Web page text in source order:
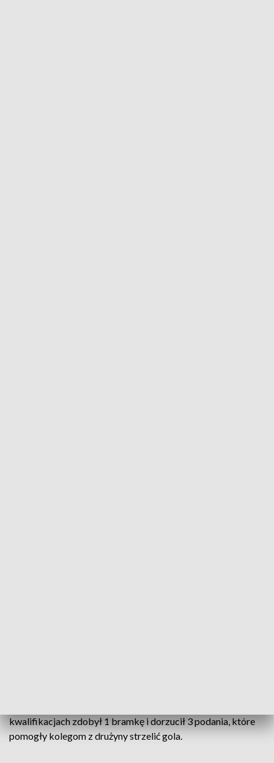
kwalifikacjach zdobył 1 bramkę i dorzucił 3 podania, które
pomogły kolegom z drużyny strzelić gola.